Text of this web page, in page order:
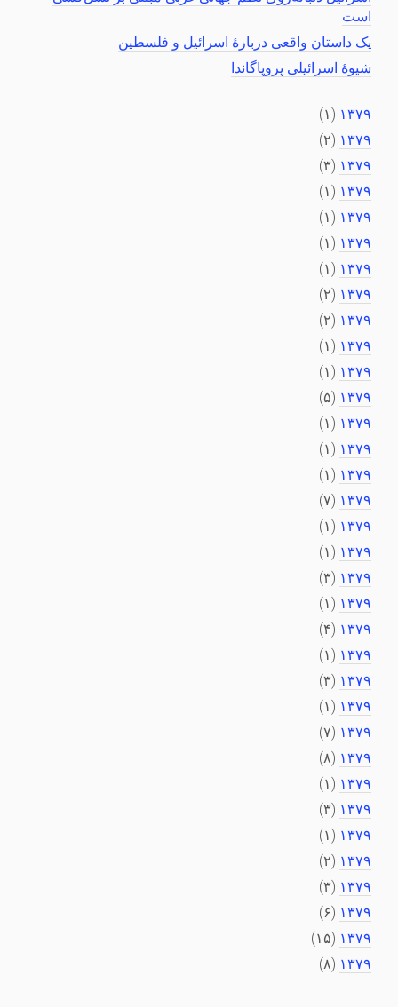
است
یک داستان واقعی دربارهٔ اسرائیل و فلسطین
شیوهٔ اسرائیلی پروپاگاندا
۱۳۷۹ (۱)
۱۳۷۹ (۲)
۱۳۷۹ (۳)
۱۳۷۹ (۱)
۱۳۷۹ (۱)
۱۳۷۹ (۱)
۱۳۷۹ (۱)
۱۳۷۹ (۲)
۱۳۷۹ (۲)
۱۳۷۹ (۱)
۱۳۷۹ (۱)
۱۳۷۹ (۵)
۱۳۷۹ (۱)
۱۳۷۹ (۱)
۱۳۷۹ (۱)
۱۳۷۹ (۷)
۱۳۷۹ (۱)
۱۳۷۹ (۱)
۱۳۷۹ (۳)
۱۳۷۹ (۱)
۱۳۷۹ (۴)
۱۳۷۹ (۱)
۱۳۷۹ (۳)
۱۳۷۹ (۱)
۱۳۷۹ (۷)
۱۳۷۹ (۸)
۱۳۷۹ (۱)
۱۳۷۹ (۳)
۱۳۷۹ (۱)
۱۳۷۹ (۲)
۱۳۷۹ (۳)
۱۳۷۹ (۶)
۱۳۷۹ (۱۵)
۱۳۷۹ (۸)